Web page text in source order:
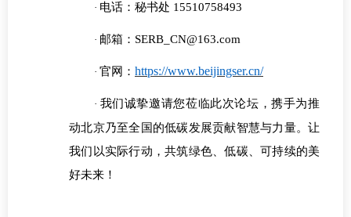
· 电话： 秘书处 15510758493
· 邮箱： SERB_CN@163.com
· 官网： https://www.beijingser.cn/
· 我们诚挚邀请您莅临此次论坛，携手为推
动北京乃至全国的低碳发展贡献智慧与力量。让
我们以实际行动，共筑绿色、低碳、可持续的美
好未来！